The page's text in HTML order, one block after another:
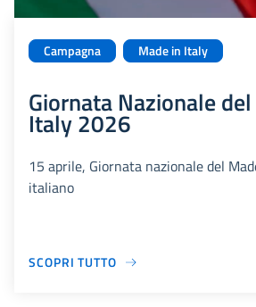
Campagna Made in Italy
Giornata Nazionale
Italy 2026
15 aprile, Giornata nazionale del
italiano
SCOPRI TUTTO